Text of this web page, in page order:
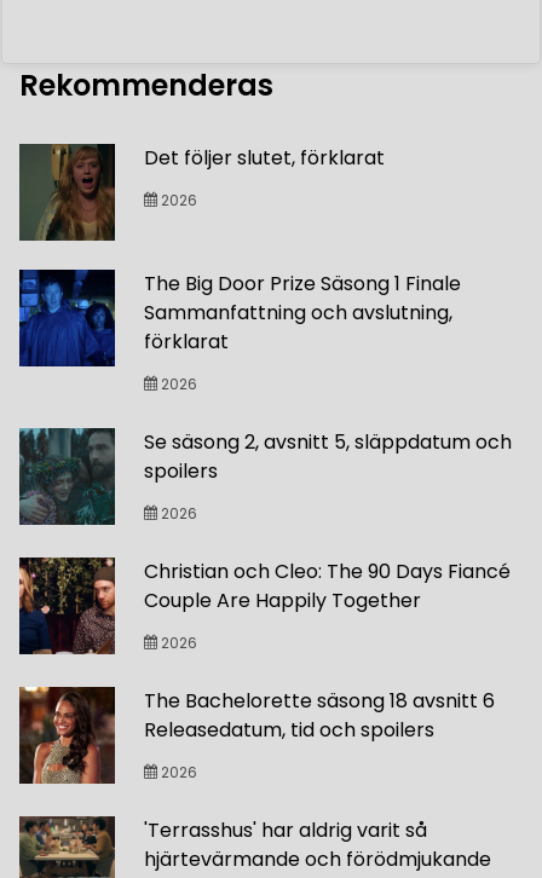
Rekommenderas
Det följer slutet, förklarat
2026
The Big Door Prize Säsong 1 Finale
Sammanfattning och avslutning,
förklarat
2026
Se säsong 2, avsnitt 5, släppdatum och
spoilers
2026
Christian och Cleo: The 90 Days Fiancé
Couple Are Happily Together
2026
The Bachelorette säsong 18 avsnitt 6
Releasedatum, tid och spoilers
2026
'Terrasshus' har aldrig varit så
hjärtevärmande och förödmjukande